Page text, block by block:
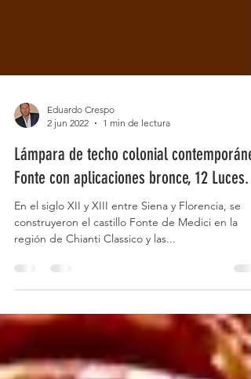
Eduardo Crespo
2 jun 2022
1 min de lectura
Lámpara de techo colonial contemporánea
Fonte con aplicaciones bronce, 12 Luces.
En el siglo XII y XIII entre Siena y Florencia, se